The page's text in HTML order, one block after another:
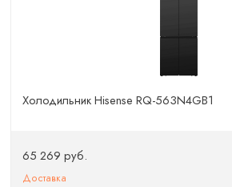
Холодильник Hisense RQ-563N4GB1
65 269 руб.
Доставка